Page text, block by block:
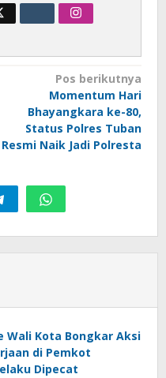
Pos berikutnya
Momentum Hari
Bhayangkara ke-80,
Status Polres Tuban
Resmi Naik Jadi Polresta
Wali Kota Bongkar Aksi
di Pemkot
Dipecat